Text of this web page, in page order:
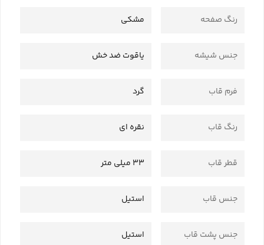
رنگ صفحه مشکی
جنس شیشه یاقوت ضد خش
فرم قاب گرد
رنگ قاب نقره ای
قطر قاب 33 میلی متر
جنس قاب استیل
جنس پشت قاب استیل